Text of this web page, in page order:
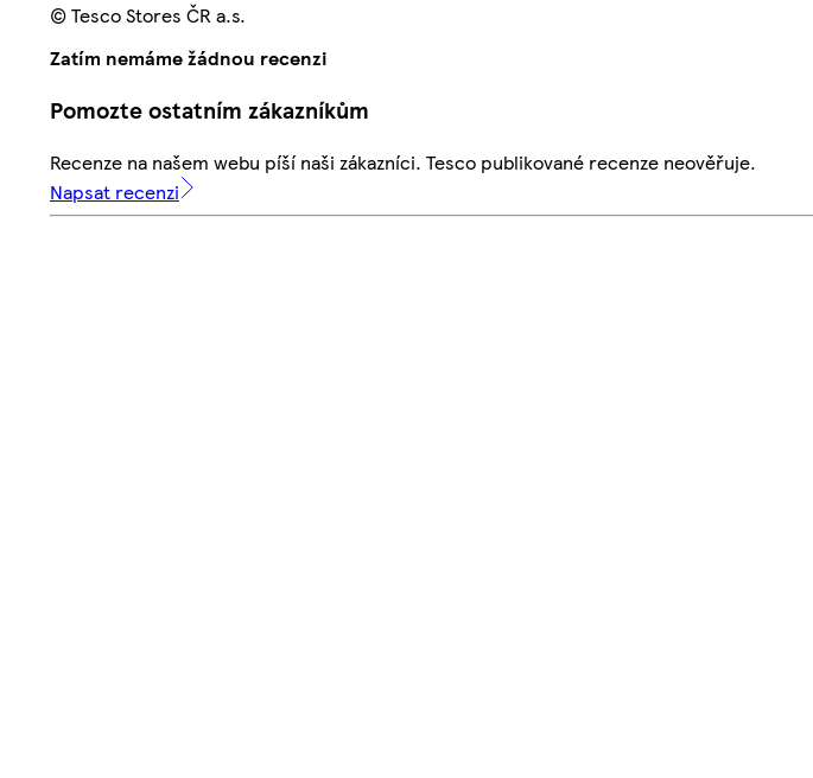
© Tesco Stores ČR a.s.
Zatím nemáme žádnou recenzi
Pomozte ostatním zákazníkům
Recenze na našem webu píší naši zákazníci. Tesco publikované recenze neověřuje.
Napsat recenzi